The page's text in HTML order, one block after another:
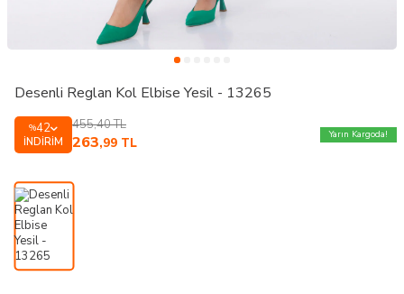
Desenli Reglan Kol Elbise Yesil - 13265
%42
İNDIRIM
455,40TL
263,99 TL
Yarın Kargoda!